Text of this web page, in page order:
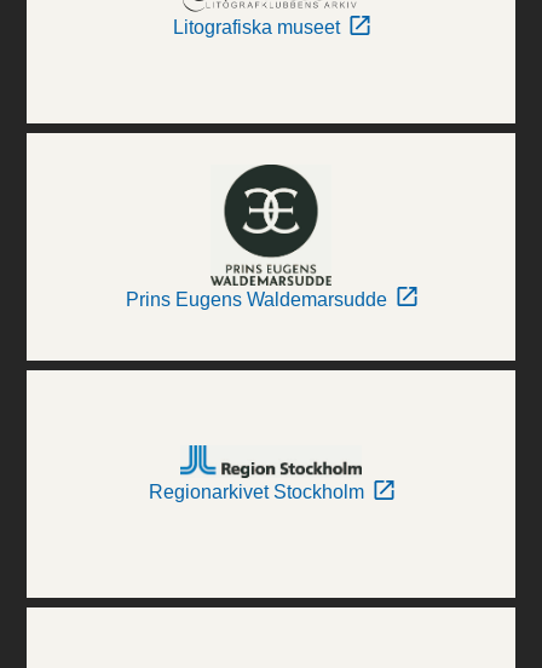
Litografiska museet
Prins Eugens Waldemarsudde
Regionarkivet Stockholm